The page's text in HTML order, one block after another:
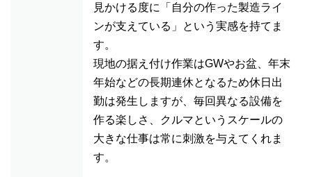
見かける度に「自分の作った製造ライ
ンが支えている」という実感を持てま
す。
現地の据え付け作業はGWやお盆、年末
年始などの長期連休となるため休日出
勤は発生しますが、毎回異なる設備を
作る楽しさ、クルマというスケールの
大きな仕事は常に刺激を与えてくれま
す。